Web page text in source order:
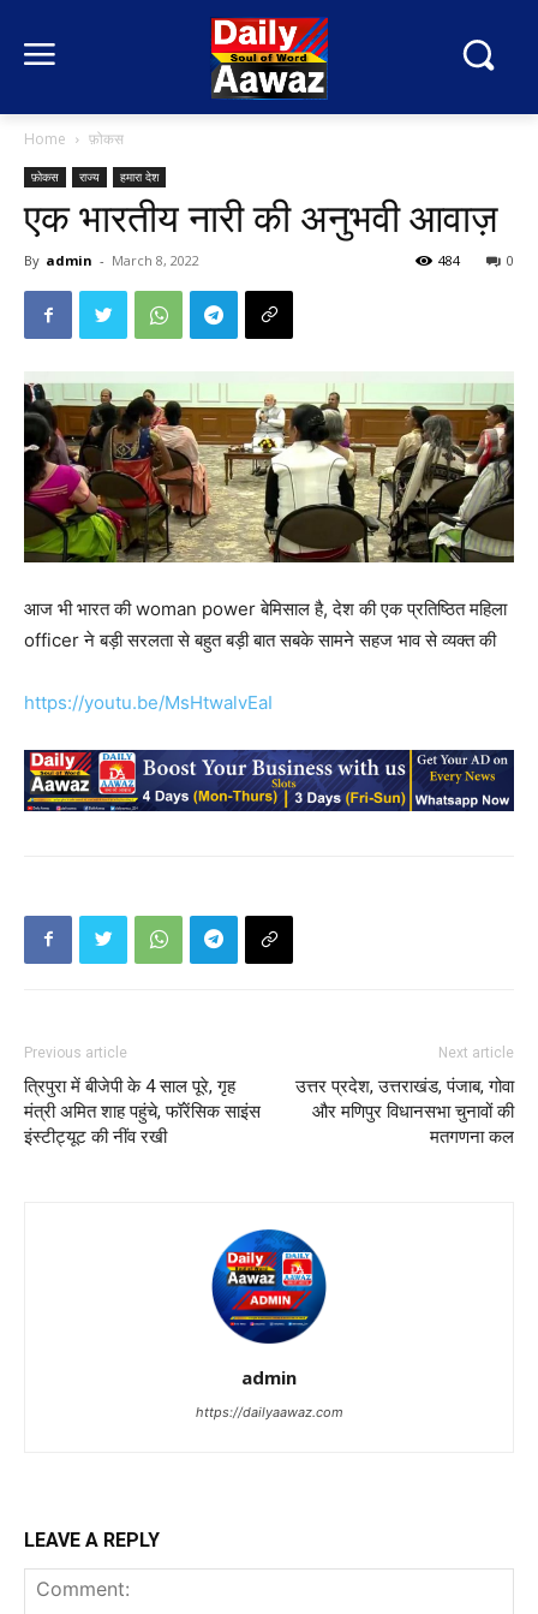
Home फ़ोकस
फ़ोकस राज्य हमारा देश
एक भारतीय नारी की अनुभवी आवाज़
By admin - March 8, 2022 0
484
आज भी भारत की woman power बेमिसाल है, देश की एक प्रतिष्ठित महिला
officer ने बड़ी सरलता से बहुत बड़ी बात सबके सामने सहज भाव से व्यक्त की
https://youtu.be/MsHtwalvEaI
Previous article
त्रिपुरा में बीजेपी के 4 साल पूरे, गृह
मंत्री अमित शाह पहुंचे, फॉरेंसिक साइंस
इंस्टीट्यूट की नींव रखी
Next article
उत्तर प्रदेश, उत्तराखंड, पंजाब, गोवा
और मणिपुर विधानसभा चुनावों की
मतगणना कल
admin
https://dailyaawaz.com
LEAVE A REPLY